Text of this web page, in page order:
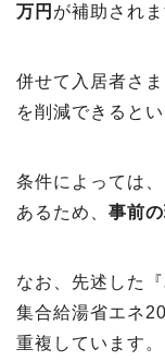
万円 が補助されま
併せて入居者さ
を削減できると
条件によっては
あるため、 事前
なお、先述した
集合給湯省エネ
重複しています。